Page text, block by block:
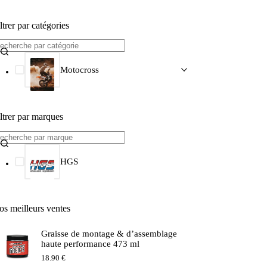
par catégories
Motocross
par marques
HGS
meilleurs ventes
Graisse de montage & d’assemblage
haute performance 473 ml
18.90 €